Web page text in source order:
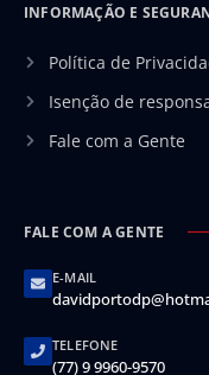
INFORMAÇÃO E
Política de
Isenção de
Fale com a Gente
FALE COM A GENTE
E-MAIL
TELEFONE
(77) 9 9960-9570